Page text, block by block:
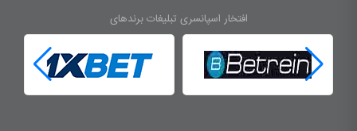
افتخار اسپانسری تبلیغات برندهای